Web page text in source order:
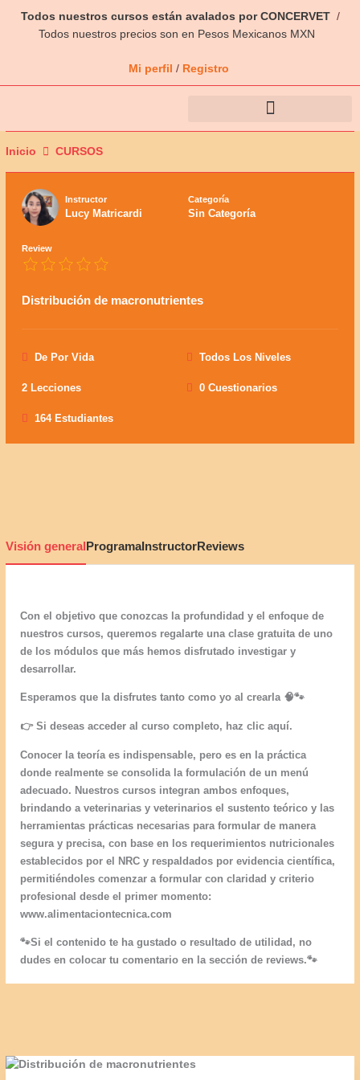
Todos nuestros cursos están avalados por CONCERVET /
Todos nuestros precios son en Pesos Mexicanos MXN
Mi perfil / Registro
Inicio CURSOS
Instructor
Lucy Matricardi
Categoría
Sin Categoría
Review
Distribución de macronutrientes
De Por Vida Todos Los Niveles
2 Lecciones 0 Cuestionarios
164 Estudiantes
Visión generalProgramaInstructorReviews
Con el objetivo que conozcas la profundidad y el enfoque de
nuestros cursos, queremos regalarte una clase gratuita de uno
de los módulos que más hemos disfrutado investigar y
desarrollar.
Esperamos que la disfrutes tanto como yo al crearla 🧠🐾
👉 Si deseas acceder al curso completo, haz clic aquí.
Conocer la teoría es indispensable, pero es en la práctica
donde realmente se consolida la formulación de un menú
adecuado. Nuestros cursos integran ambos enfoques,
brindando a veterinarias y veterinarios el sustento teórico y las
herramientas prácticas necesarias para formular de manera
segura y precisa, con base en los requerimientos nutricionales
establecidos por el NRC y respaldados por evidencia científica,
permitiéndoles comenzar a formular con claridad y criterio
profesional desde el primer momento:
www.alimentaciontecnica.com
🐾Si el contenido te ha gustado o resultado de utilidad, no
dudes en colocar tu comentario en la sección de reviews.🐾